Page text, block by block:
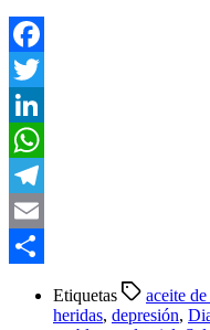
Facebook
Twitter
LinkedIn
WhatsApp
Telegram
Email
Etiquetas aceite
heridas, depresión,